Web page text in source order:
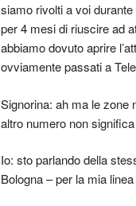
siamo rivolti a voi
per 4 mesi di riuscire ad
abbiamo dovuto aprire
ovviamente passati a
Signorina: ah ma le
altro numero non
Io: sto parlando della
Bologna – per la mia